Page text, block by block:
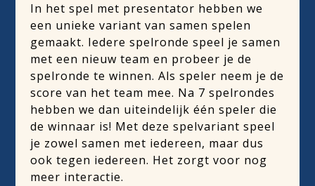
In het spel met presentator hebben we
een unieke variant van samen spelen
gemaakt. Iedere spelronde speel je samen
met een nieuw team en probeer je de
spelronde te winnen. Als speler neem je de
score van het team mee. Na 7 spelrondes
hebben we dan uiteindelijk één speler die
de winnaar is! Met deze spelvariant speel
je zowel samen met iedereen, maar dus
ook tegen iedereen. Het zorgt voor nog
meer interactie.